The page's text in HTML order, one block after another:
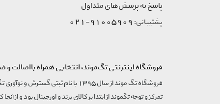
پاسخ به پرسش‌های متداول
پشتیبانی: 91005909-021
فروشگاه اینترنتی تگ‌موند، انتخابی همراه بااصالت و
تمرکز و توجه تگموند از ابتدا بر کالای برند و اورجینال بود و از